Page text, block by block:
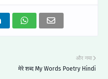
और नया
मेरे शब्द My Words Poetry Hindi